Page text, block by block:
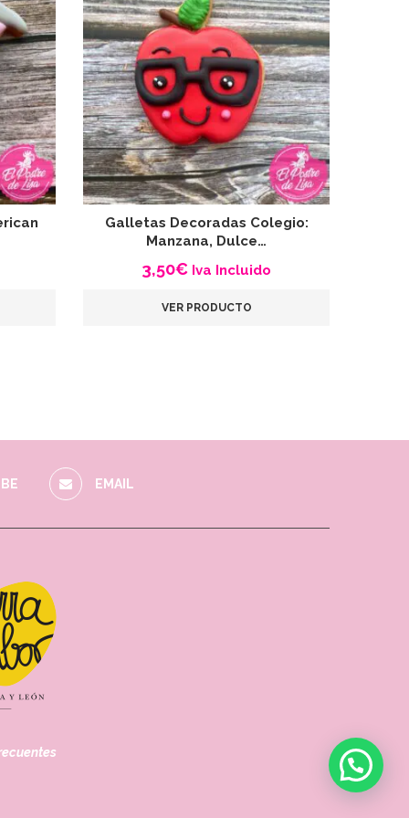
Galletas Decoradas Colegio:
Manzana, Dulce…
3,50€ Iva Incluido
VER PRODUCTO
EMAIL